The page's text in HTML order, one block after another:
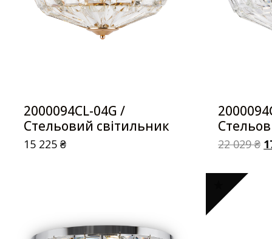
2000094CL-04G /
Стельовий світильник
15 225₴ 22 029₴